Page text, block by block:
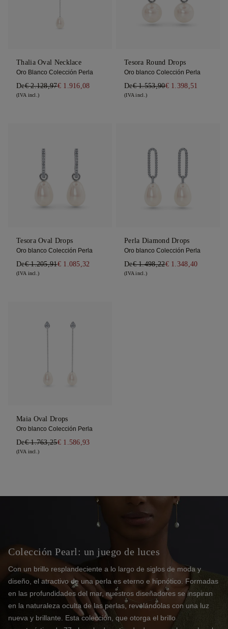
Thalia Oval Necklace
Oro Blanco Colección Perla
De€ 2.128,97€ 1.916,08
(IVA incl.)
Tesora Round Drops
Oro blanco Colección Perla
De€ 1.553,90€ 1.398,51
(IVA incl.)
Tesora Oval Drops
Oro blanco Colección Perla
De€ 1.205,91€ 1.085,32
(IVA incl.)
Perla Diamond Drops
Oro blanco Colección Perla
De€ 1.498,22€ 1.348,40
(IVA incl.)
Maia Oval Drops
Oro blanco Colección Perla
De€ 1.763,25€ 1.586,93
(IVA incl.)
Colección Pearl: un juego de luces
Con un brillo resplandeciente a lo largo de siglos de moda y
diseño, el atractivo de una perla es eterno e hipnótico. Formadas
en las profundidades del mar, nuestros diseñadores se inspiran
en la naturaleza oculta de las perlas, revelándolas con una luz
nueva y brillante. Esta colección, que otorga el brillo